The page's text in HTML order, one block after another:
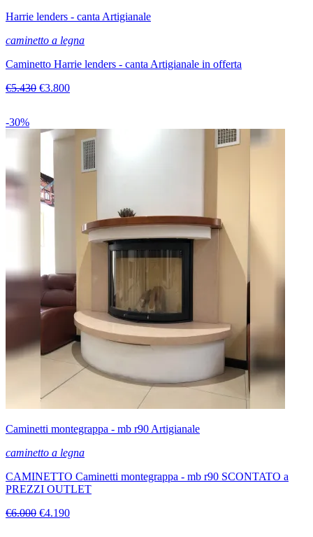
Harrie lenders - canta Artigianale
caminetto a legna
Caminetto Harrie lenders - canta Artigianale in offerta
€5.430 €3.800
-30%
Caminetti montegrappa - mb r90 Artigianale
caminetto a legna
CAMINETTO Caminetti montegrappa - mb r90 SCONTATO a
PREZZI OUTLET
€6.000 €4.190